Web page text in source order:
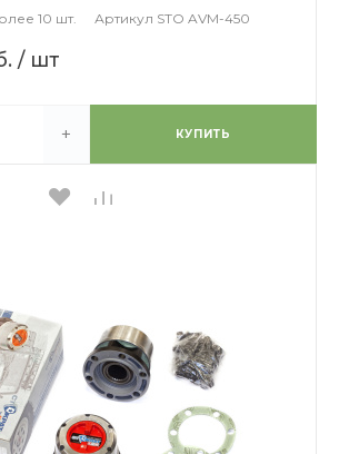
10 шт. Артикул STO AVM-450
/ шт
+ КУПИТЬ